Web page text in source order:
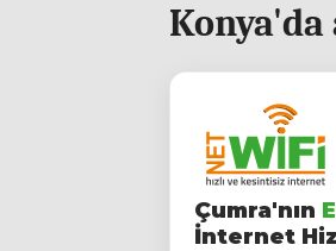
Konya'da
Çumra'nın
İnternet